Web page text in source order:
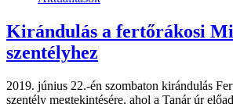
Kirándulás a fertőrákosi
szentélyhez
2019. június 22.-én szombaton kirándulás
szentély megtekintésére, ahol a Tanár úr